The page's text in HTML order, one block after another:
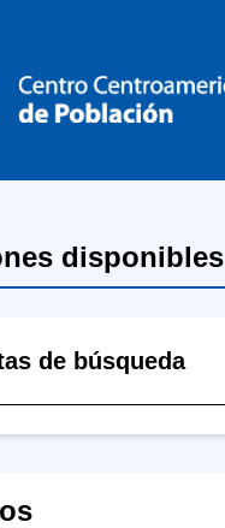
disponibles
de búsqueda